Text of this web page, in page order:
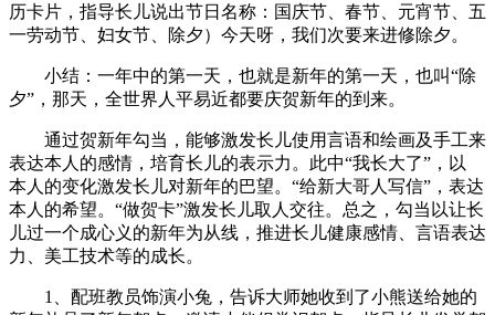
历卡片，指导长儿说出节日名称：国庆节、春节、元宵节、五
一劳动节、妇女节、除夕）今天呀，我们次要来进修除夕。
小结：一年中的第一天，也就是新年的第一天，也叫“除
夕”，那天，全世界人平易近都要庆贺新年的到来。
通过贺新年勾当，能够激发长儿使用言语和绘画及手工来
表达本人的感情，培育长儿的表示力。此中“我长大了”，以
本人的变化激发长儿对新年的巴望。“给新大哥人写信”，表达
本人的希望。“做贺卡”激发长儿取人交往。总之，勾当以让长
儿过一个成心义的新年为从线，推进长儿健康感情、言语表达
力、美工技术等的成长。
1、配班教员饰演小兔，告诉大师她收到了小熊送给她的